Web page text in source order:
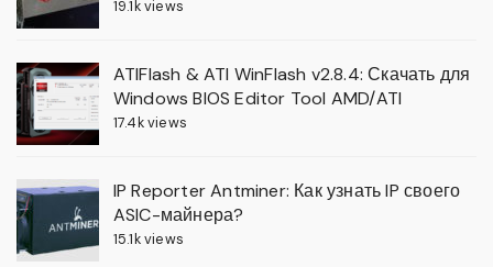
19.1k views
ATIFlash & ATI WinFlash v2.8.4: Скачать для
Windows BIOS Editor Tool AMD/ATI
17.4k views
IP Reporter Antminer: Как узнать IP своего
ASIC-майнера?
15.1k views